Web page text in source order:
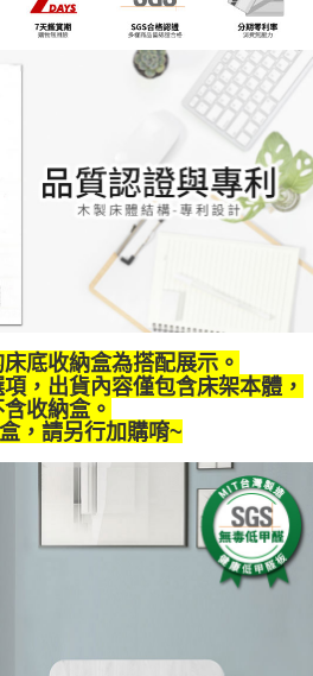
法定代理人或監護人之同意方可使用
意申辦者引起之損失，本公司不負相關責
，將依據個別帳號之用戶狀況，依本公司即
仍有額度不足之情形，本公司將視審查結果
用他人資訊註冊。若發現惡意使用之情形，
止該用戶之使用額度並採取法律行動。
底收納盒為搭配展示。
，出貨內容僅包含床架本體，
收納盒。
，請另行加購唷~